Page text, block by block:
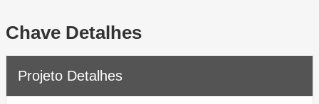
Chave Detalhes
Projeto Detalhes